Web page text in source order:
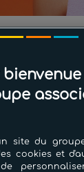
toi, tout en
site du
cookies et